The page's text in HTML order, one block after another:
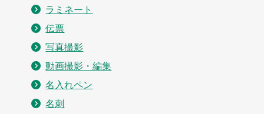
ラミネート
伝票
写真撮影
動画撮影・編集
名入れペン
名刺